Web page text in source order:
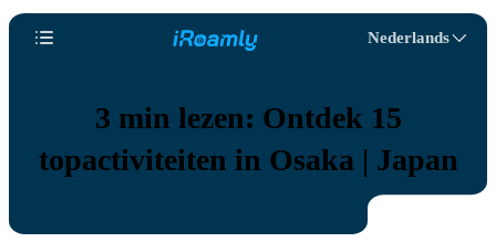
Nederlands
3 min lezen: Ontdek 15
topactiviteiten in Osaka | Japan